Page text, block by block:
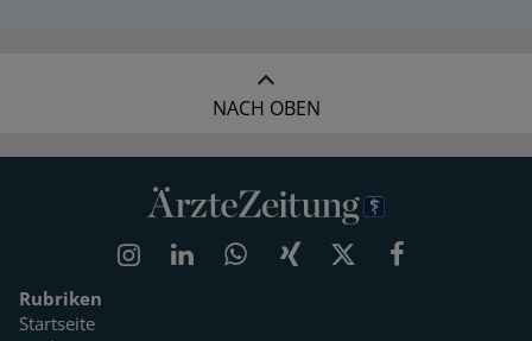
NACH OBEN
Rubriken
Startseite